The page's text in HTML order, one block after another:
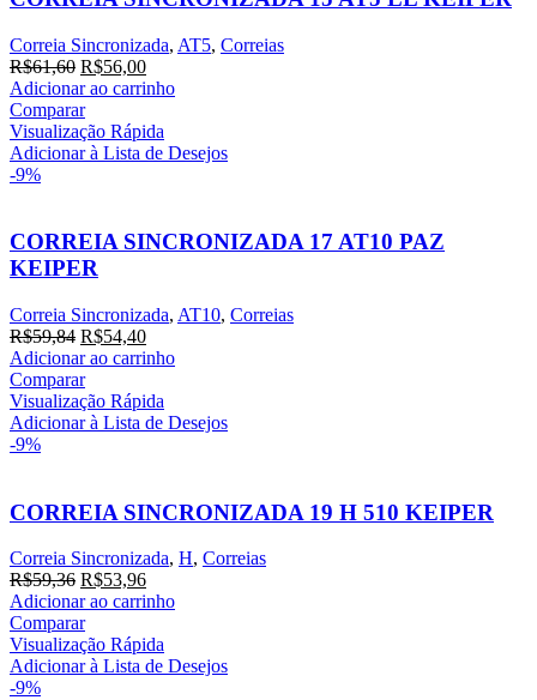
Correia Sincronizada, AT5, Correias
R$61,60 R$56,00
Adicionar ao carrinho
Comparar
Visualização Rápida
Adicionar à Lista de Desejos
-9%
CORREIA SINCRONIZADA 17 AT10 PAZ
KEIPER
Correia Sincronizada, AT10, Correias
R$59,84 R$54,40
Adicionar ao carrinho
Comparar
Visualização Rápida
Adicionar à Lista de Desejos
-9%
CORREIA SINCRONIZADA 19 H 510 KEIPER
Correia Sincronizada, H, Correias
R$59,36 R$53,96
Adicionar ao carrinho
Comparar
Visualização Rápida
Adicionar à Lista de Desejos
-9%